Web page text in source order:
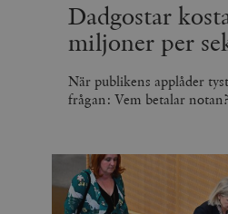
Dadgostar
miljoner per
När publikens applåder
frågan: Vem betalar notan?